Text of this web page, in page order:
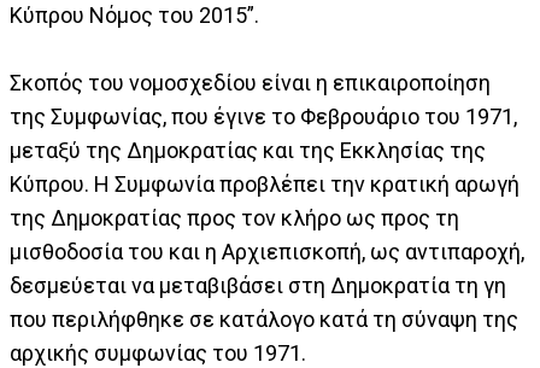
Κύπρου Νόμος του 2015”.
Σκοπός του νομοσχεδίου είναι η επικαιροποίηση
της Συμφωνίας, που έγινε το Φεβρουάριο του 1971,
μεταξύ της Δημοκρατίας και της Εκκλησίας της
Κύπρου. Η Συμφωνία προβλέπει την κρατική αρωγή
της Δημοκρατίας προς τον κλήρο ως προς τη
μισθοδοσία του και η Αρχιεπισκοπή, ως αντιπαροχή,
δεσμεύεται να μεταβιβάσει στη Δημοκρατία τη γη
που περιλήφθηκε σε κατάλογο κατά τη σύναψη της
αρχικής συμφωνίας του 1971.